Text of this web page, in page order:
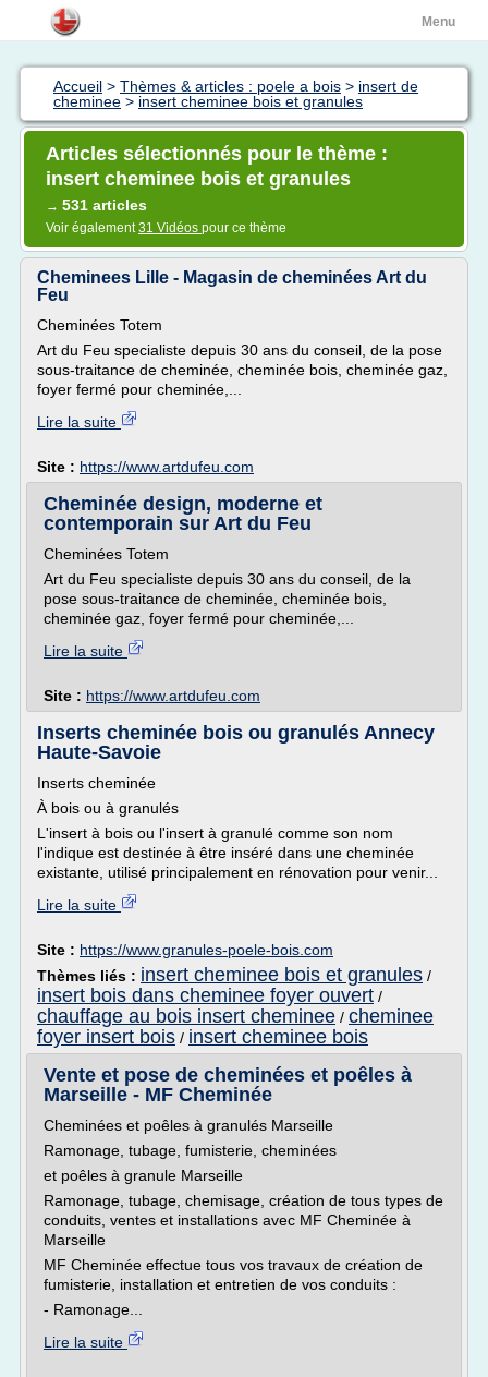
Menu
Accueil > Thèmes & articles : poele a bois > insert de
cheminee > insert cheminee bois et granules
Articles sélectionnés pour le thème :
insert cheminee bois et granules
→ 531 articles
Voir également31 Vidéos pour ce thème
Cheminees Lille - Magasin de cheminées Art du
Feu
Cheminées Totem
Art du Feu specialiste depuis 30 ans du conseil, de la pose
sous-traitance de cheminée, cheminée bois, cheminée gaz,
foyer fermé pour cheminée,...
Lire la suite
Site : https://www.artdufeu.com
Cheminée design, moderne et
contemporain sur Art du Feu
Cheminées Totem
Art du Feu specialiste depuis 30 ans du conseil, de la
pose sous-traitance de cheminée, cheminée bois,
cheminée gaz, foyer fermé pour cheminée,...
Lire la suite
Site : https://www.artdufeu.com
Inserts cheminée bois ou granulés Annecy
Haute-Savoie
Inserts cheminée
À bois ou à granulés
L'insert à bois ou l'insert à granulé comme son nom
l'indique est destinée à être inséré dans une cheminée
existante, utilisé principalement en rénovation pour venir...
Lire la suite
Site : https://www.granules-poele-bois.com
Thèmes liés : insert cheminee bois et granules /
insert bois dans cheminee foyer ouvert /
chauffage au bois insert cheminee / cheminee
foyer insert bois / insert cheminee bois
Vente et pose de cheminées et poêles à
Marseille - MF Cheminée
Cheminées et poêles à granulés Marseille
Ramonage, tubage, fumisterie, cheminées
et poêles à granule Marseille
Ramonage, tubage, chemisage, création de tous types de
conduits, ventes et installations avec MF Cheminée à
Marseille
MF Cheminée effectue tous vos travaux de création de
fumisterie, installation et entretien de vos conduits :
- Ramonage...
Lire la suite